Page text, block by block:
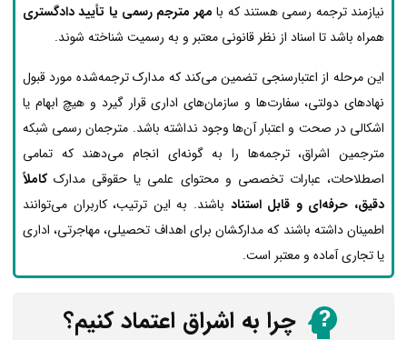
نیازمند ترجمه رسمی هستند که با مهر مترجم رسمی یا تأیید دادگستری
همراه باشد تا اسناد از نظر قانونی معتبر و به رسمیت شناخته شوند.
این مرحله از اعتبارسنجی تضمین می‌کند که مدارک ترجمه‌شده مورد قبول
نهادهای دولتی، سفارت‌ها و سازمان‌های اداری قرار گیرد و هیچ ابهام یا
اشکالی در صحت و اعتبار آن‌ها وجود نداشته باشد. مترجمان رسمی شبکه
مترجمین اشراق، ترجمه‌ها را به گونه‌ای انجام می‌دهند که تمامی
اصطلاحات، عبارات تخصصی و محتوای علمی یا حقوقی مدارککاملاً
دقیق، حرفه‌ای و قابل استناد باشند. به این ترتیب، کاربران می‌توانند
اطمینان داشته باشند که مدارکشان برای اهداف تحصیلی، مهاجرتی، اداری
یا تجاری آماده و معتبر است.
چرا به اشراق اعتماد کنیم؟